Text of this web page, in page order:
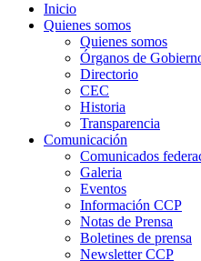
Inicio
Quienes somos
Quienes somos
Órganos de
Directorio
CEC
Historia
Transparencia
Comunicación
Comunicados
Galeria
Eventos
Información CCP
Notas de Prensa
Boletines de prensa
Newsletter CCP